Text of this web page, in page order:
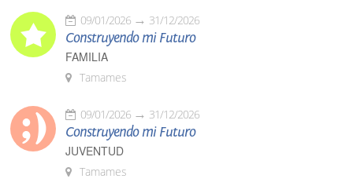
09/01/2026 31/12/2026
Construyendo mi Futuro
FAMILIA
Tamames
09/01/2026 31/12/2026
Construyendo mi Futuro
JUVENTUD
Tamames